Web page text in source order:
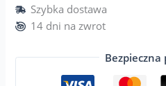
Szybka dostawa
14 dni na zwrot
Bezpieczna